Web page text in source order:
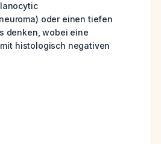
oder einen tiefen
denken, wobei eine
histologisch negativen